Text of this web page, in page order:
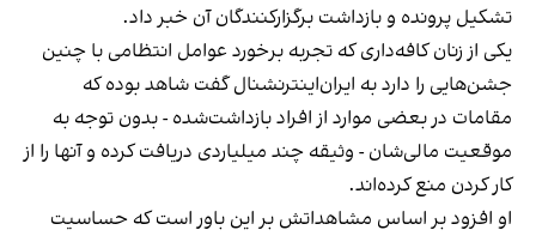
تشکیل پرونده و بازداشت برگزارکنندگان آن خبر داد.
یکی از زنان کافه‌داری که تجربه برخورد عوامل انتظامی با چنین
جشن‌هایی را دارد به ایران‌اینترنشنال گفت شاهد بوده که
مقامات در بعضی موارد از افراد بازداشت‌‌شده - بدون توجه به
موقعیت مالی‌شان - وثیقه چند میلیاردی دریافت کرده و آنها را از
کار کردن منع کرده‌اند.
او افزود بر اساس مشاهداتش بر این باور است که حساسیت